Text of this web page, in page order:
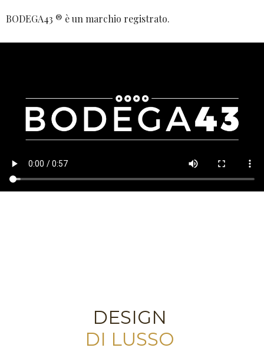
BODEGA43 ® è un marchio registrato.
DESIGN
DI LUSSO